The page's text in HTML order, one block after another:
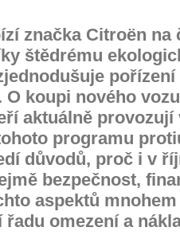
značka Citroën
štědrému
O koupi nového
aktuálně provozují
programu
důvodů, proč i v
bezpečnost,
aspektů
omezení a